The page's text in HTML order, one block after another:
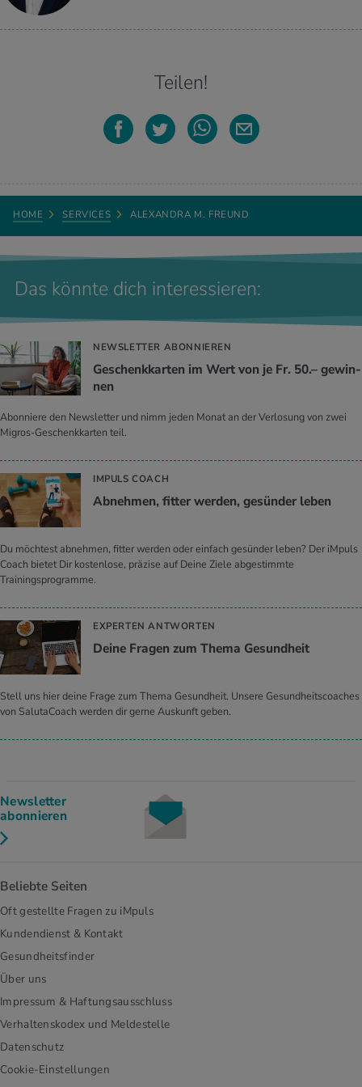
Teilen!
HOME SERVICES ALEXANDRA M. FREUND
Das könnte dich interessieren:
NEWSLETTER ABONNIEREN
Ge­schenk­kar­ten im Wert von je Fr. 50.– ge­win­
nen
Abonniere den Newsletter und nimm jeden Monat an der Verlosung von zwei
Migros-Geschenkkarten teil.
IMPULS COACH
Ab­neh­men, fit­ter wer­den, ge­sün­der leben
Du möchtest abnehmen, fitter werden oder einfach gesünder leben? Der iMpuls
Coach bietet Dir kostenlose, präzise auf Deine Ziele abgestimmte
Trainingsprogramme.
EXPERTEN ANTWORTEN
Deine Fra­gen zum Thema Ge­sund­heit
Stell uns hier deine Frage zum Thema Gesundheit. Unsere Gesundheitscoaches
von SalutaCoach werden dir gerne Auskunft geben.
Newsletter
abonnieren
Beliebte Seiten
Oft gestellte Fragen zu iMpuls
Kundendienst & Kontakt
Gesundheitsfinder
Über uns
Impressum & Haftungsausschluss
Verhaltenskodex und Meldestelle
Datenschutz
Cookie-Einstellungen